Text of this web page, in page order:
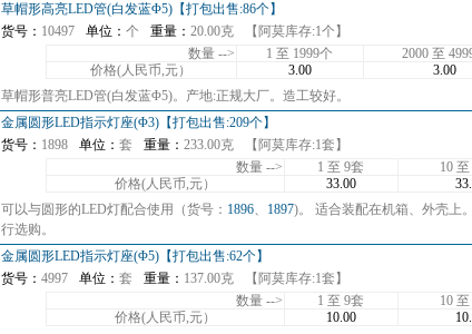
草帽形高亮LED管(白发蓝Φ5)【打包出售:86个】
货号： 10497 单位： 个 重量： 20.00克
【阿莫库存:1个】
数量 -->
1 至 1999个 2000 至
价格(人民币,元）
3.00 3.00
草帽形普亮LED管(白发蓝Φ5)。产地:正规大厂。造工较好。
金属圆形LED指示灯座(Φ3)【打包出售:209个】
货号： 1898 单位： 套 重量： 233.00克
【阿莫库存:1套】
数量 -->
1 至 9套 10
价格(人民币,元）
33.00
可以与圆形的LED灯配合使用（货号： 1896、 1897)。 适合装配在机箱、外壳上
行选购。
金属圆形LED指示灯座(Φ5)【打包出售:62个】
货号： 4997 单位： 套 重量： 137.00克
【阿莫库存:1套】
数量 -->
1 至 9套 10
价格(人民币,元）
10.00